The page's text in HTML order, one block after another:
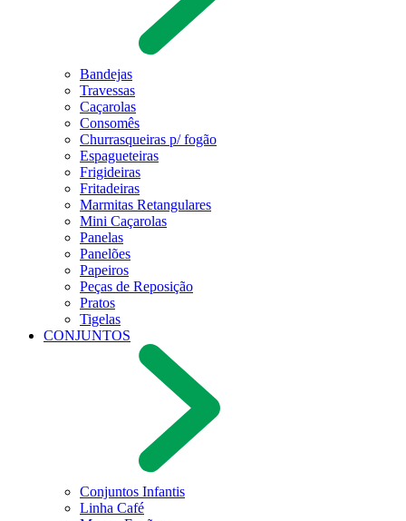
Bandejas
Travessas
Caçarolas
Consomês
Churrasqueiras p/ fogão
Espagueteiras
Frigideiras
Fritadeiras
Marmitas Retangulares
Mini Caçarolas
Panelas
Panelões
Papeiros
Peças de Reposição
Pratos
Tigelas
CONJUNTOS
Conjuntos Infantis
Linha Café